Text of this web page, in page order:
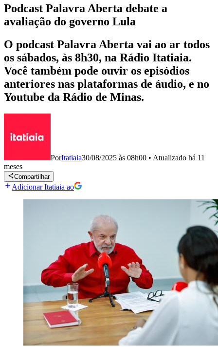
Podcast Palavra Aberta debate a
avaliação do governo Lula
O podcast Palavra Aberta vai ao ar todos
os sábados, às 8h30, na Rádio Itatiaia.
Você também pode ouvir os episódios
anteriores nas plataformas de áudio, e no
Youtube da Rádio de Minas.
PorItatiaia30/08/2025 às 08h00 • Atualizado há 11
meses
Compartilhar
Adicionar Itatiaia ao